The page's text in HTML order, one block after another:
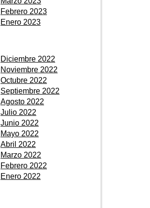
Febrero 2023
Enero 2023
Diciembre 2022
Noviembre 2022
Octubre 2022
Septiembre 2022
Agosto 2022
Julio 2022
Junio 2022
Mayo 2022
Abril 2022
Marzo 2022
Febrero 2022
Enero 2022